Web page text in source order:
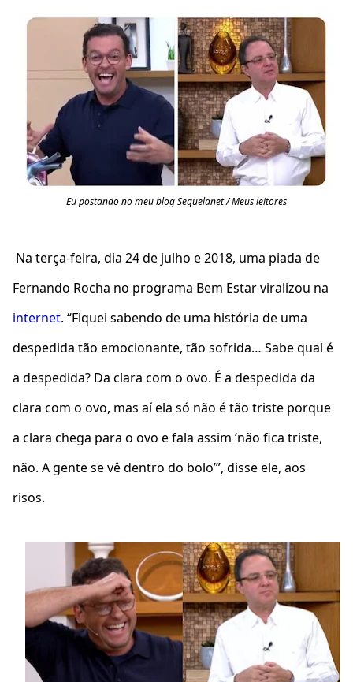
Eu postando no meu blog Sequelanet / Meus leitores
Na terça-feira, dia 24 de julho e 2018, uma piada de
Fernando Rocha no programa Bem Estar viralizou na
internet. “Fiquei sabendo de uma história de uma
despedida tão emocionante, tão sofrida… Sabe qual é
a despedida? Da clara com o ovo. É a despedida da
clara com o ovo, mas aí ela só não é tão triste porque
a clara chega para o ovo e fala assim ‘não fica triste,
não. A gente se vê dentro do bolo’”, disse ele, aos
risos.